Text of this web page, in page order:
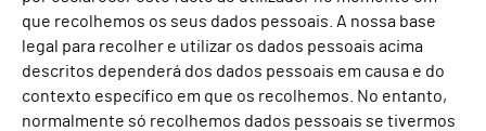
que recolhemos os seus dados pessoais. A nossa base
legal para recolher e utilizar os dados pessoais acima
descritos dependerá dos dados pessoais em causa e do
contexto específico em que os recolhemos. No entanto,
normalmente só recolhemos dados pessoais se tivermos